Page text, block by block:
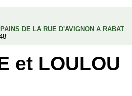
DE LA RUE D'AVIGNON A RABAT
et LOULOU